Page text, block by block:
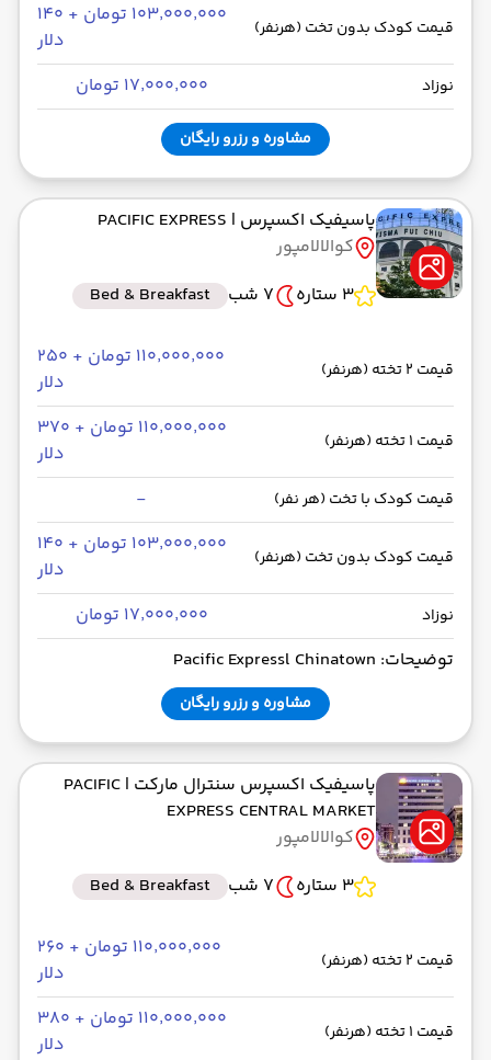
قیمت کودک بدون تخت (هرنفر)
۱۰۳٬۰۰۰٬۰۰۰ تومان + ۱۴۰
دلار
نوزاد ۱۷٬۰۰۰٬۰۰۰ تومان
مشاوره و رزرو رایگان
پاسیفیک اکسپرس | PACIFIC EXPRESS
کوالالامپور
3 ستاره
7 شب Bed & Breakfast
قیمت 2 تخته (هرنفر)
۱۱۰٬۰۰۰٬۰۰۰ تومان + ۲۵۰
دلار
قیمت 1 تخته (هرنفر)
۱۱۰٬۰۰۰٬۰۰۰ تومان + ۳۷۰
دلار
قیمت کودک با تخت (هر نفر) -
قیمت کودک بدون تخت (هرنفر)
۱۰۳٬۰۰۰٬۰۰۰ تومان + ۱۴۰
دلار
نوزاد
۱۷٬۰۰۰٬۰۰۰ تومان
توضیحات: Pacific Expressl Chinatown
مشاوره و رزرو رایگان
پاسیفیک اکسپرس سنترال مارکت | PACIFIC
EXPRESS CENTRAL MARKET
کوالالامپور
3 ستاره
7 شب Bed & Breakfast
قیمت 2 تخته (هرنفر)
۱۱۰٬۰۰۰٬۰۰۰ تومان + ۲۶۰
دلار
قیمت 1 تخته (هرنفر)
۱۱۰٬۰۰۰٬۰۰۰ تومان + ۳۸۰
دلار